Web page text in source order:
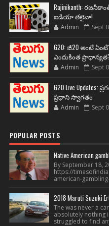
Rajinikanth:
ఐడియా తలైవా!
Admin Sept
G20: జీ20 అంటే
ఎందుకింత
Admin Sept
G20 Live
ప్రధాని స్వాగతం
Admin Sept
POPULAR POSTS
Native American
By September 18,
https://
american-
2018 Maruti Suzuki
The was never a
absolutely nothing
struggled to find